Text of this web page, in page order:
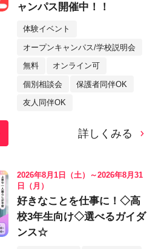
ャンパス開催中！！
体験イベント
オープンキャンパス/学校説明会
無料 オンライン可
個別相談会 保護者同伴OK
友人同伴OK
詳しくみる
2026年8月1日（土）～2026年8月31
日（月）
好きなことを仕事に！◇高
校3年生向け◇選べるガイダ
ンス☆